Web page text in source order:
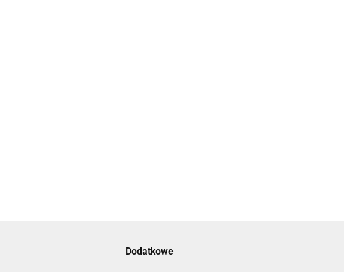
Dodatkowe